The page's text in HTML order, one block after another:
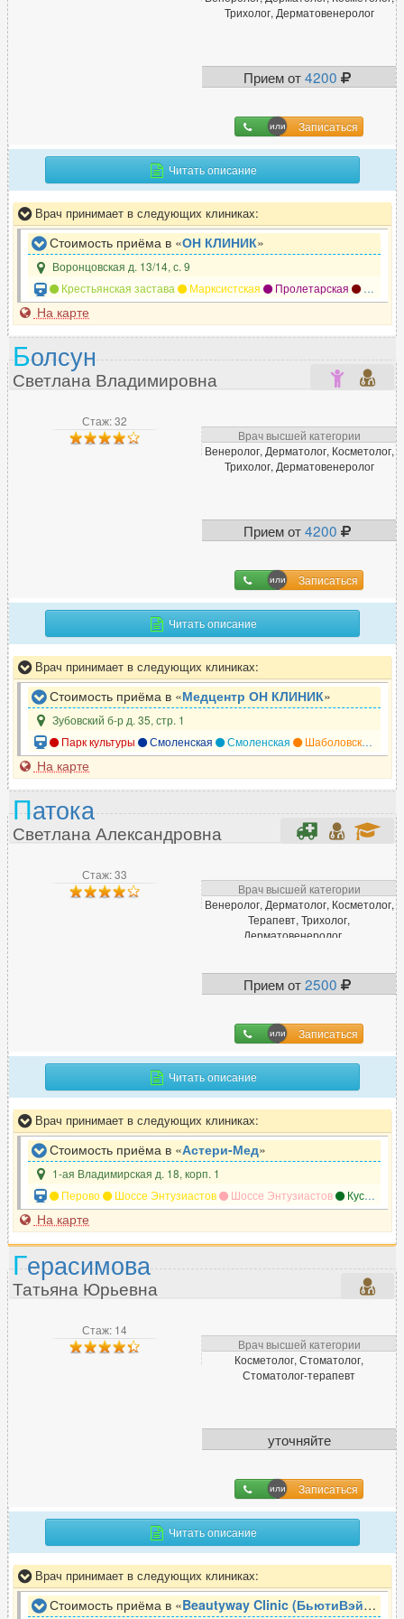
31
178
Иммунолог 147
Инфекционист 71
К
Кардиолог
Кинезиолог 37
Колопроктолог 164
Косметолог-дерматолог 369
51
64
591
М
Малоинвазивный хирург 14
Маммолог 282
Мануальный терапевт 305
Массажист 270
Миколог
Н
Нарколог 164
Нейропсихолог
Нейрофизиолог 13
77
65
О
Окулист (офтальмолог) 525
Онколог 472
Онколог-маммолог 171
Ортопед 640
Остеопат
П
Паразитолог
Пластический хирург
Подолог 75
220
635
138
399
Пульмонолог 150
Р
Радиолог 45
Трихолог, Дерматовенеролог
Прием от4200
Записаться
Читать описание
Врач принимает в следующих клиниках:
Стоимость приёма в «ОН КЛИНИК»
Воронцовская д. 13/14, с. 9
Крестьянская застава
Марксистская Пролетарская Таганская
На карте
Стаж: 32
Врач высшей категории
Венеролог, Дерматолог, Косметолог,
Трихолог, Дерматовенеролог
Прием от4200
Записаться
Болсун
Светлана Владимировна
Читать описание
Врач принимает в следующих клиниках:
Стоимость приёма в «Медцентр ОН КЛИНИК»
Зубовский б-р д. 35, стр. 1
Парк культуры
Смоленская Смоленская Шаболовская
На карте
Стаж: 33
Врач высшей категории
Венеролог, Дерматолог, Косметолог,
Терапевт, Трихолог,
Дерматовенеролог, ...
Прием от2500
Записаться
Патока
Светлана Александровна
Читать описание
Врач принимает в следующих клиниках:
Стоимость приёма в «Астери-Мед»
1-ая Владимирская д. 18, корп. 1
Перово
Шоссе Энтузиастов Шоссе Энтузиастов Кусково
На карте
Стаж: 14
Врач высшей категории
Косметолог, Стоматолог,
Стоматолог-терапевт
уточняйте
Записаться
Герасимова
Татьяна Юрьевна
Читать описание
Врач принимает в следующих клиниках:
Стоимость приёма в «Beautyway Clinic (БьютиВэй Клиник)